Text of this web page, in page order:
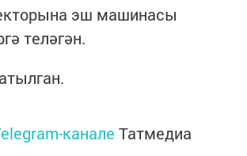
эш машинасы
теләгән.
канале Татмедиа